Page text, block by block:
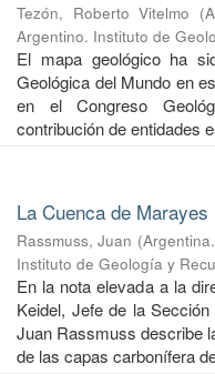
Tezón, Roberto Vitelmo (
Argentino. Instituto de
El mapa geológico ha
Geológica del Mundo en
en el Congreso
contribución de entidades
La Cuenca de Marayes
Rassmuss, Juan (
Instituto de Geología y
En la nota elevada a la
Keidel, Jefe de la
Juan Rassmuss describe
de las capas carbonífera